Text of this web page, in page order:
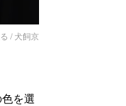
/ 犬飼京
を選